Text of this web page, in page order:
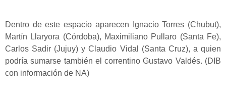
Dentro de este espacio aparecen Ignacio Torres (Chubut),
Martín Llaryora (Córdoba), Maximiliano Pullaro (Santa Fe),
Carlos Sadir (Jujuy) y Claudio Vidal (Santa Cruz), a quien
podría sumarse también el correntino Gustavo Valdés. (DIB
con información de NA)